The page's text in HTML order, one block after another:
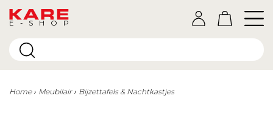
E-SHOP
Home Meubilair Bijzettafels & Nachtkastjes